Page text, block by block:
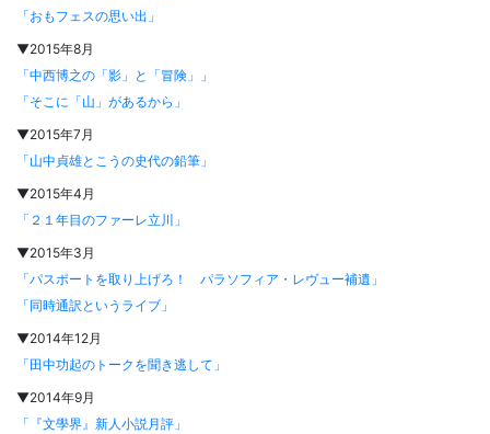
「おもフェスの思い出」
▼2015年8月
「中西博之の「影」と「冒険」」
「そこに「山」があるから」
▼2015年7月
「山中貞雄とこうの史代の鉛筆」
▼2015年4月
「２１年目のファーレ立川」
▼2015年3月
「パスポートを取り上げろ！ パラソフィア・レヴュー補遺」
「同時通訳というライブ」
▼2014年12月
「田中功起のトークを聞き逃して」
▼2014年9月
「『文學界』新人小説月評」